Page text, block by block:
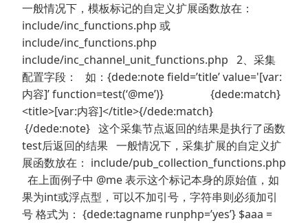
一般情况下，模板标记的自定义扩展函数放在：
include/inc_functions.php 或
include/inc_functions.php
include/inc_channel_unit_functions.php 2、采集
配置字段： 如：{dede:note field=’title’ value='[var:
内容]’ function=test(‘@me’)} {dede:match}
<title>[var:内容]</title>{/dede:match}
{/dede:note} 这个采集节点返回的结果是执行了函数
test后返回的结果 一般情况下，采集扩展的自定义扩
展函数放在： include/pub_collection_functions.php
在上面例子中 @me 表示这个标记本身的原始值，如
果为int或浮点型，可以不加引号，字符串则必须加引
号 格式为： {dede:tagname runphp=’yes’} $aaa =